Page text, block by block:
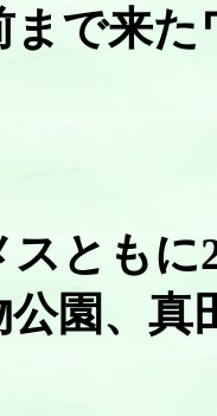
まで来
スとも
公園、真